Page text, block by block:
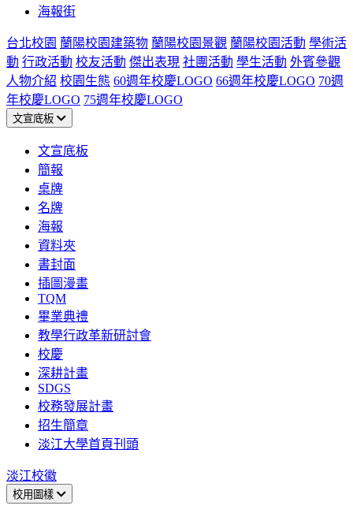
海報街
台北校園 蘭陽校園建築物 蘭陽校園景觀 蘭陽校園活動 學術活
動 行政活動 校友活動 傑出表現 社團活動 學生活動 外賓參觀
人物介紹 校園生態 60週年校慶LOGO 66週年校慶LOGO 70週
年校慶LOGO 75週年校慶LOGO
文宣底板
文宣底板
簡報
桌牌
名牌
海報
資料夾
書封面
插圖漫畫
TQM
畢業典禮
教學行政革新研討會
校慶
深耕計畫
SDGS
校務發展計畫
招生簡章
淡江大學首頁刊頭
淡江校徽
校用圖樣